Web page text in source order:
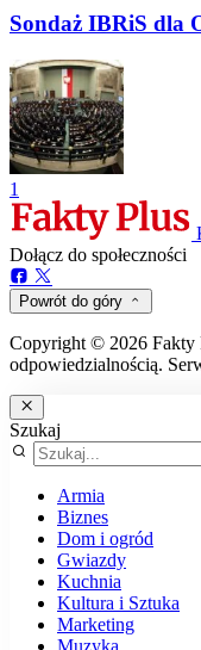
Sondaż IBRiS dla
1
Dołącz do społeczności
Powrót do góry
Copyright © 2026 Fakty
odpowiedzialnością.
Szukaj
Armia
Biznes
Dom i ogród
Gwiazdy
Kuchnia
Kultura i Sztuka
Marketing